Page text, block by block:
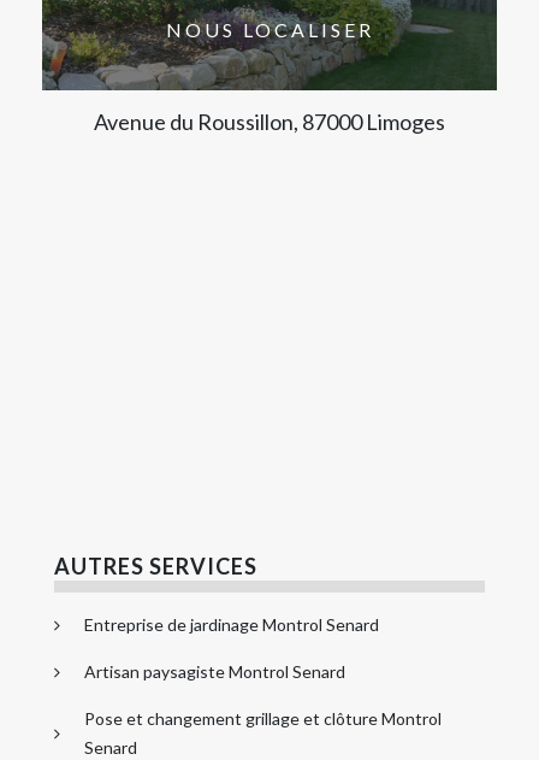
NOUS LOCALISER
Avenue du Roussillon, 87000 Limoges
AUTRES SERVICES
Entreprise de jardinage Montrol Senard
Artisan paysagiste Montrol Senard
Pose et changement grillage et clôture Montrol
Senard